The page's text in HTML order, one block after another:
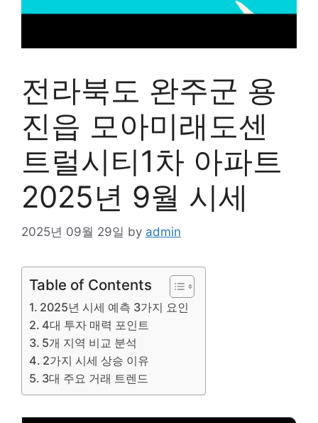
전라북도 완주군 용
진읍 모아미래도센
트럴시티1차 아파트
2025년 9월 시세
2025년 09월 29일 by admin
Table of Contents
2025년 시세 예측 3가지 요인
4대 투자 매력 포인트
5개 지역 비교 분석
2가지 시세 상승 이유
3대 주요 거래 트렌드